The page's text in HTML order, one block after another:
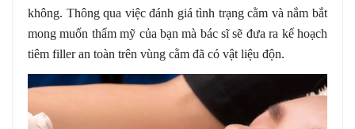
không. Thông qua việc đánh giá tình trạng cằm và nắm bắt
mong muốn thẩm mỹ của bạn mà bác sĩ sẽ đưa ra kế hoạch
tiêm filler an toàn trên vùng cằm đã có vật liệu độn.